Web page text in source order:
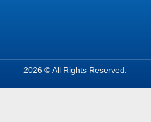
2026 © All Rights Reserved.